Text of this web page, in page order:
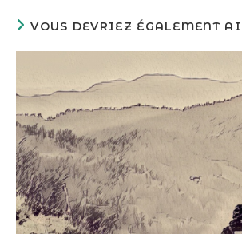
VOUS DEVRIEZ ÉGALEMENT